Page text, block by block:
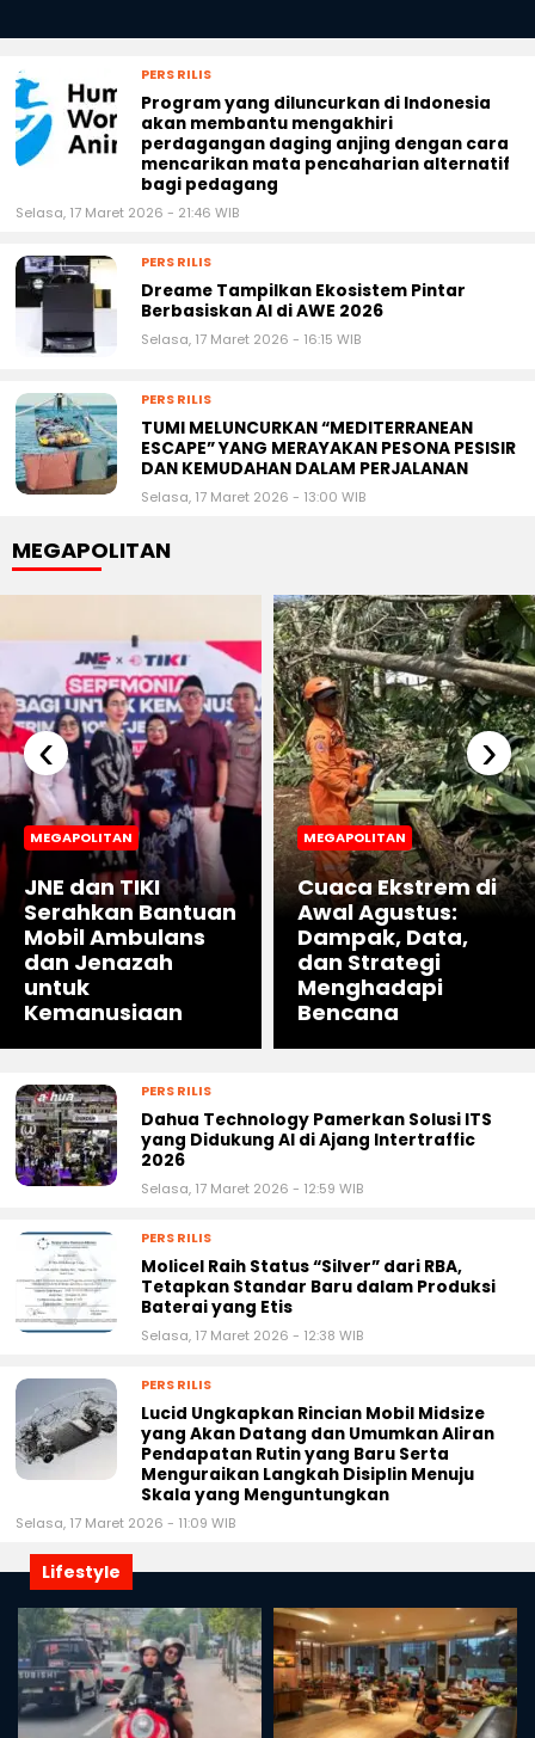
PERS RILIS
Program yang diluncurkan di Indonesia
akan membantu mengakhiri
perdagangan daging anjing dengan cara
mencarikan mata pencaharian alternatif
bagi pedagang
Selasa, 17 Maret 2026 - 21:46 WIB
PERS RILIS
Dreame Tampilkan Ekosistem Pintar
Berbasiskan AI di AWE 2026
Selasa, 17 Maret 2026 - 16:15 WIB
PERS RILIS
TUMI MELUNCURKAN “MEDITERRANEAN
ESCAPE” YANG MERAYAKAN PESONA PESISIR
DAN KEMUDAHAN DALAM PERJALANAN
Selasa, 17 Maret 2026 - 13:00 WIB
MEGAPOLITAN
MEGAPOLITAN
JNE dan TIKI
Serahkan Bantuan
Mobil Ambulans
dan Jenazah
untuk
Kemanusiaan
MEGAPOLITAN
Cuaca Ekstrem di
Awal Agustus:
Dampak, Data,
dan Strategi
Menghadapi
Bencana
‹ ›
PERS RILIS
Dahua Technology Pamerkan Solusi ITS
yang Didukung AI di Ajang Intertraffic
2026
Selasa, 17 Maret 2026 - 12:59 WIB
PERS RILIS
Molicel Raih Status “Silver” dari RBA,
Tetapkan Standar Baru dalam Produksi
Baterai yang Etis
Selasa, 17 Maret 2026 - 12:38 WIB
PERS RILIS
Lucid Ungkapkan Rincian Mobil Midsize
yang Akan Datang dan Umumkan Aliran
Pendapatan Rutin yang Baru Serta
Menguraikan Langkah Disiplin Menuju
Skala yang Menguntungkan
Selasa, 17 Maret 2026 - 11:09 WIB
Lifestyle